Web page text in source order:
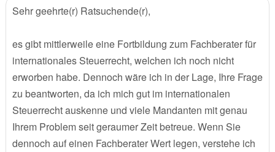
Sehr geehrte(r) Ratsuchende(r),
es gibt mittlerweile eine Fortbildung zum Fachberater für
internationales Steuerrecht, welchen ich noch nicht
erworben habe. Dennoch wäre ich in der Lage, Ihre Frage
zu beantworten, da ich mich gut im internationalen
Steuerrecht auskenne und viele Mandanten mit genau
Ihrem Problem seit geraumer Zeit betreue. Wenn Sie
dennoch auf einen Fachberater Wert legen, verstehe ich